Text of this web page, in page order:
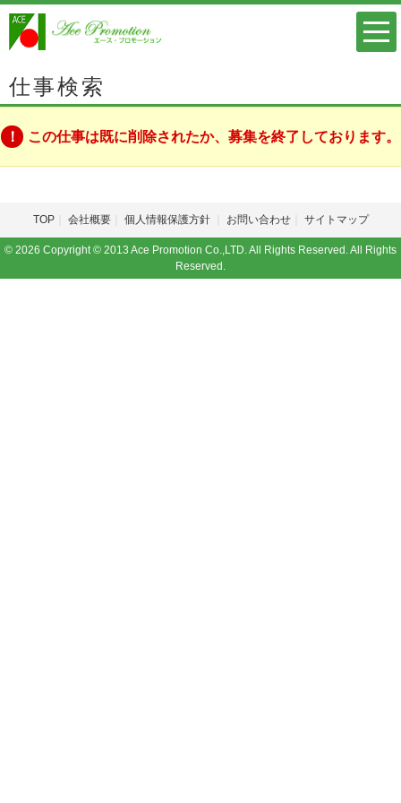
仕事検索
この仕事は既に削除されたか、募集を終了しております。
TOP 会社概要 個人情報保護方針 お問い合わせ サイトマップ
© 2026 Copyright © 2013 Ace Promotion Co.,LTD. All Rights Reserved. All Rights
Reserved.